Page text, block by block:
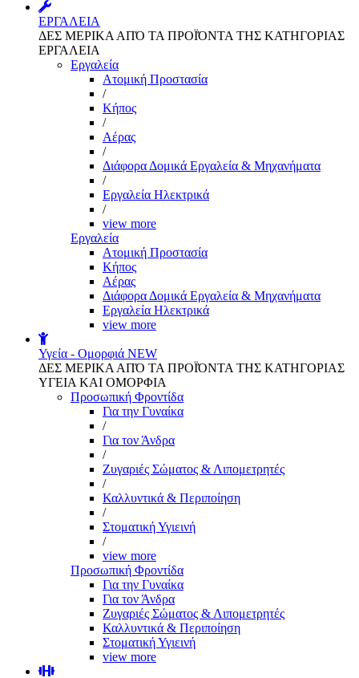
ΕΡΓΑΛΕΙΑ
ΔΕΣ ΜΕΡΙΚΑ ΑΠΌ ΤΑ ΠΡΟΪΌΝΤΑ ΤΗΣ ΚΑΤΗΓΟΡΙΑΣ
ΕΡΓΑΛΕΙΑ
Εργαλεία
Aτομική Προστασία
/
Kήπος
/
Αέρας
/
Διάφορα Δομικά Εργαλεία & Μηχανήματα
/
Εργαλεία Ηλεκτρικά
/
view more
Εργαλεία
Aτομική Προστασία
Kήπος
Αέρας
Διάφορα Δομικά Εργαλεία & Μηχανήματα
Εργαλεία Ηλεκτρικά
view more
Υγεία - Ομορφιά NEW
ΔΕΣ ΜΕΡΙΚΑ ΑΠΌ ΤΑ ΠΡΟΪΌΝΤΑ ΤΗΣ ΚΑΤΗΓΟΡΙΑΣ
ΥΓΕΙΑ ΚΑΙ ΟΜΟΡΦΙΑ
Προσωπική Φροντίδα
Για την Γυναίκα
/
Για τον Άνδρα
/
Ζυγαριές Σώματος & Λιπομετρητές
/
Καλλυντικά & Περιποίηση
/
Στοματική Υγιεινή
/
view more
Προσωπική Φροντίδα
Για την Γυναίκα
Για τον Άνδρα
Ζυγαριές Σώματος & Λιπομετρητές
Καλλυντικά & Περιποίηση
Στοματική Υγιεινή
view more